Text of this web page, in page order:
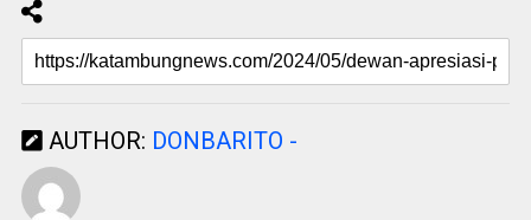
AUTHOR: DONBARITO -